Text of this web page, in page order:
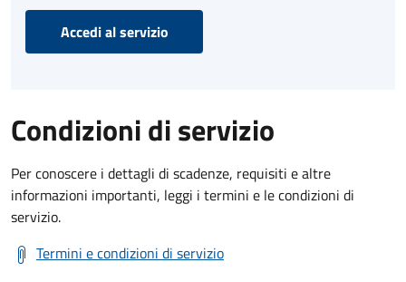
Accedi al servizio
Condizioni di servizio
Per conoscere i dettagli di scadenze, requisiti e altre
informazioni importanti, leggi i termini e le condizioni di
servizio.
Termini e condizioni di servizio